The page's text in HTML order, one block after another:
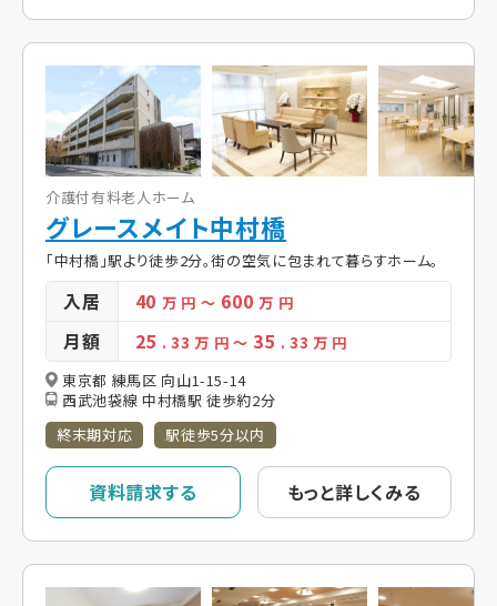
介護付有料老人ホーム
グレースメイト中村橋
「中村橋」駅より徒歩2分。街の空気に包まれて暮らすホーム。
入居 40万 円 ～ 600万 円
月額 25 . 33万 円 ～ 35 . 33 万 円
東京都 練馬区 向山1-15-14
西武池袋線 中村橋駅 徒歩約2分
終末期対応
駅徒歩5分以内
資料請求する もっと詳しくみる